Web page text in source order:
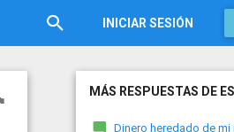
INICIAR SESIÓN
MÁS RESPUESTAS DE
Dinero heredado de mi